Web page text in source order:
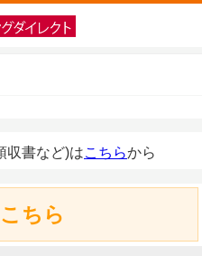
収書など)はこちらから
ちら